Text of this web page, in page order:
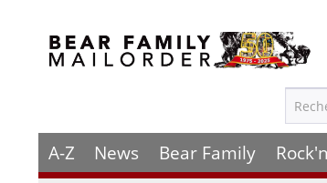
A-Z News Bear Family